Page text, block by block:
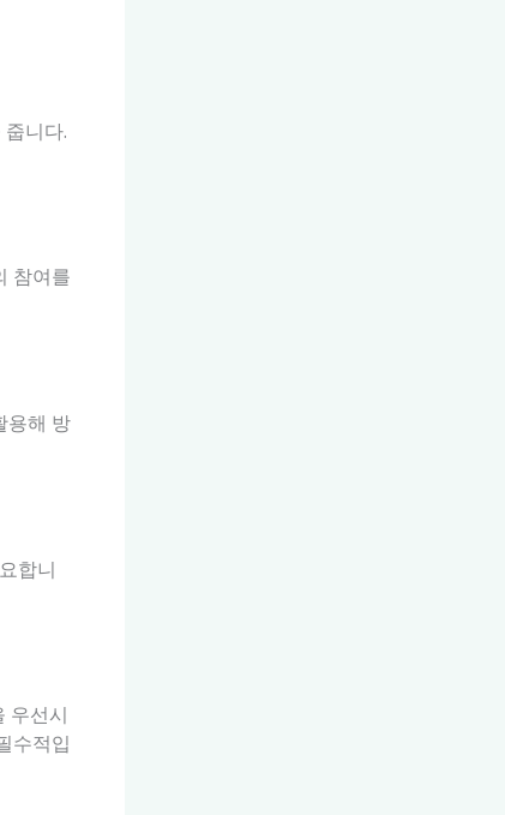
니다.
참여를
용해 방
합니
우선시
수적입